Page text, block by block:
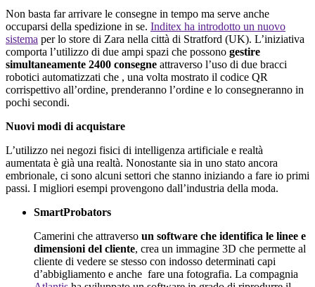
Non basta far arrivare le consegne in tempo ma serve anche
occuparsi della spedizione in se. Inditex ha introdotto un nuovo
sistema per lo store di Zara nella città di Stratford (UK). L’iniziativa
comporta l’utilizzo di due ampi spazi che possono gestire
simultaneamente 2400 consegne attraverso l’uso di due bracci
robotici automatizzati che , una volta mostrato il codice QR
corrispettivo all’ordine, prenderanno l’ordine e lo consegneranno in
pochi secondi.
Nuovi modi di acquistare
L’utilizzo nei negozi fisici di intelligenza artificiale e realtà
aumentata è già una realtà. Nonostante sia in uno stato ancora
embrionale, ci sono alcuni settori che stanno iniziando a fare io primi
passi. I migliori esempi provengono dall’industria della moda.
SmartProbators
Camerini che attraverso un software che identifica le linee e
dimensioni del cliente, crea un immagine 3D che permette al
cliente di vedere se stesso con indosso determinati capi
d’abbigliamento e anche fare una fotografia. La compagnia